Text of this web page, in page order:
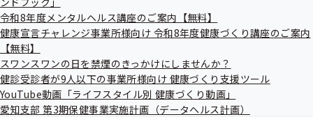
ー
令和8年度メンタルヘルス講座のご案内【無料】
健康宣言チャレンジ事業所様向け 令和8年度健康づくり講座のご案内
【無料】
スワンスワンの日を禁煙のきっかけにしませんか？
健診受診者が9人以下の事業所様向け 健康づくり支援ツール
YouTube動画「ライフスタイル別 健康づくり動画」
愛知支部 第3期保健事業実施計画（データヘルス計画）